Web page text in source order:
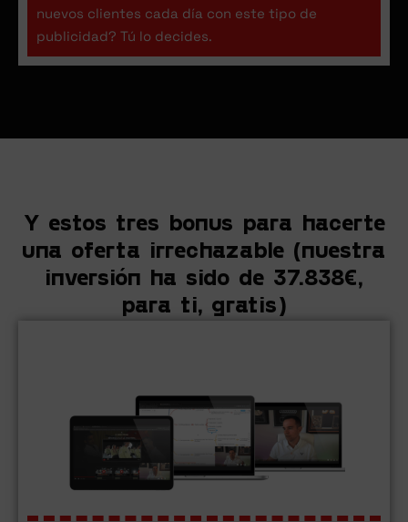
nuevos clientes cada día con este tipo de
publicidad? Tú lo decides.
Y estos tres bonus para hacerte
una oferta irrechazable (nuestra
inversión ha sido de 37.838€,
para ti, gratis)